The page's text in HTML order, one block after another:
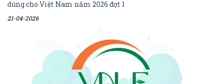
dùng cho Việt Nam năm 2026 đợt 1
21-04-2026